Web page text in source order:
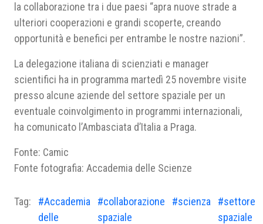
la collaborazione tra i due paesi “apra nuove strade a
ulteriori cooperazioni e grandi scoperte, creando
opportunità e benefici per entrambe le nostre nazioni”.
La delegazione italiana di scienziati e manager
scientifici ha in programma martedì 25 novembre visite
presso alcune aziende del settore spaziale per un
eventuale coinvolgimento in programmi internazionali,
ha comunicato l’Ambasciata d’Italia a Praga.
Fonte: Camic
Fonte fotografia: Accademia delle Scienze
Tag:
#Accademia
delle
#collaborazione
spaziale
#scienza
#settore
spaziale